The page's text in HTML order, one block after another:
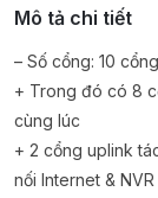
Mô tả chi tiết
– Số cổng: 10
+ Trong đó có 8
cùng lúc
+ 2 cổng uplink
nối Internet & NVR